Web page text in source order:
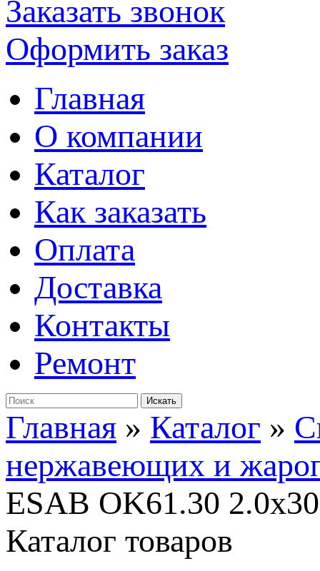
Заказать звонок
Оформить заказ
Главная
О компании
Каталог
Как заказать
Оплата
Доставка
Контакты
Ремонт
Главная » Каталог »
нержавеющих и
ESAB OK61.30
Каталог товаров